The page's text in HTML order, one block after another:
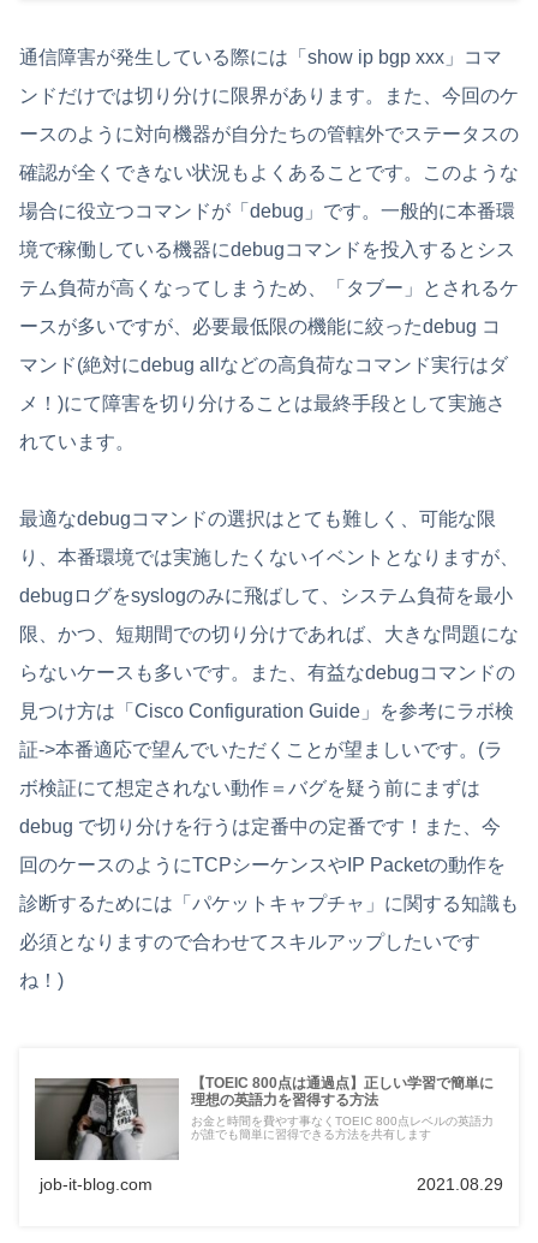
通信障害が発生している際には「show ip bgp xxx」コマ
ンドだけでは切り分けに限界があります。また、今回のケ
ースのように対向機器が自分たちの管轄外でステータスの
確認が全くできない状況もよくあることです。このような
場合に役立つコマンドが「debug」です。一般的に本番環
境で稼働している機器にdebugコマンドを投入するとシス
テム負荷が高くなってしまうため、「タブー」とされるケ
ースが多いですが、必要最低限の機能に絞ったdebug コ
マンド(絶対にdebug allなどの高負荷なコマンド実行はダ
メ！)にて障害を切り分けることは最終手段として実施さ
れています。
最適なdebugコマンドの選択はとても難しく、可能な限
り、本番環境では実施したくないイベントとなりますが、
debugログをsyslogのみに飛ばして、システム負荷を最小
限、かつ、短期間での切り分けであれば、大きな問題にな
らないケースも多いです。また、有益なdebugコマンドの
見つけ方は「Cisco Configuration Guide」を参考にラボ検
証->本番適応で望んでいただくことが望ましいです。(ラ
ボ検証にて想定されない動作＝バグを疑う前にまずは
debug で切り分けを行うは定番中の定番です！また、今
回のケースのようにTCPシーケンスやIP Packetの動作を
診断するためには「パケットキャプチャ」に関する知識も
必須となりますので合わせてスキルアップしたいです
ね！)
【TOEIC 800点は通過点】正しい学習で簡単に
理想の英語力を習得する方法
お金と時間を費やす事なくTOEIC 800点レベルの英語力
が誰でも簡単に習得できる方法を共有します
job-it-blog.com 2021.08.29